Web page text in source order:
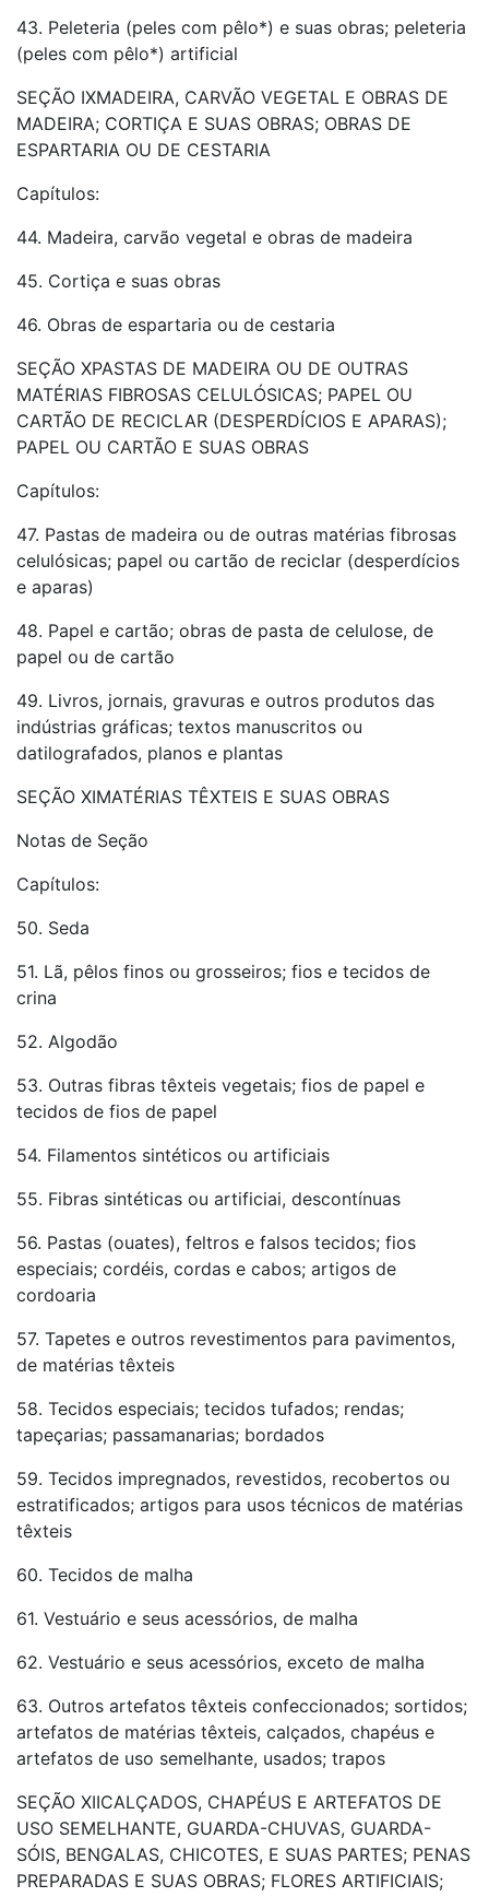
43. Peleteria (peles com pêlo*) e suas obras; peleteria
(peles com pêlo*) artificial
SEÇÃO IXMADEIRA, CARVÃO VEGETAL E OBRAS DE
MADEIRA; CORTIÇA E SUAS OBRAS; OBRAS DE
ESPARTARIA OU DE CESTARIA
Capítulos:
44. Madeira, carvão vegetal e obras de madeira
45. Cortiça e suas obras
46. Obras de espartaria ou de cestaria
SEÇÃO XPASTAS DE MADEIRA OU DE OUTRAS
MATÉRIAS FIBROSAS CELULÓSICAS; PAPEL OU
CARTÃO DE RECICLAR (DESPERDÍCIOS E APARAS);
PAPEL OU CARTÃO E SUAS OBRAS
Capítulos:
47. Pastas de madeira ou de outras matérias fibrosas
celulósicas; papel ou cartão de reciclar (desperdícios
e aparas)
48. Papel e cartão; obras de pasta de celulose, de
papel ou de cartão
49. Livros, jornais, gravuras e outros produtos das
indústrias gráficas; textos manuscritos ou
datilografados, planos e plantas
SEÇÃO XIMATÉRIAS TÊXTEIS E SUAS OBRAS
Notas de Seção
Capítulos:
50. Seda
51. Lã, pêlos finos ou grosseiros; fios e tecidos de
crina
52. Algodão
53. Outras fibras têxteis vegetais; fios de papel e
tecidos de fios de papel
54. Filamentos sintéticos ou artificiais
55. Fibras sintéticas ou artificiai, descontínuas
56. Pastas (ouates), feltros e falsos tecidos; fios
especiais; cordéis, cordas e cabos; artigos de
cordoaria
57. Tapetes e outros revestimentos para pavimentos,
de matérias têxteis
58. Tecidos especiais; tecidos tufados; rendas;
tapeçarias; passamanarias; bordados
59. Tecidos impregnados, revestidos, recobertos ou
estratificados; artigos para usos técnicos de matérias
têxteis
60. Tecidos de malha
61. Vestuário e seus acessórios, de malha
62. Vestuário e seus acessórios, exceto de malha
63. Outros artefatos têxteis confeccionados; sortidos;
artefatos de matérias têxteis, calçados, chapéus e
artefatos de uso semelhante, usados; trapos
SEÇÃO XIICALÇADOS, CHAPÉUS E ARTEFATOS DE
USO SEMELHANTE, GUARDA-CHUVAS, GUARDA-
SÓIS, BENGALAS, CHICOTES, E SUAS PARTES; PENAS
PREPARADAS E SUAS OBRAS; FLORES ARTIFICIAIS;